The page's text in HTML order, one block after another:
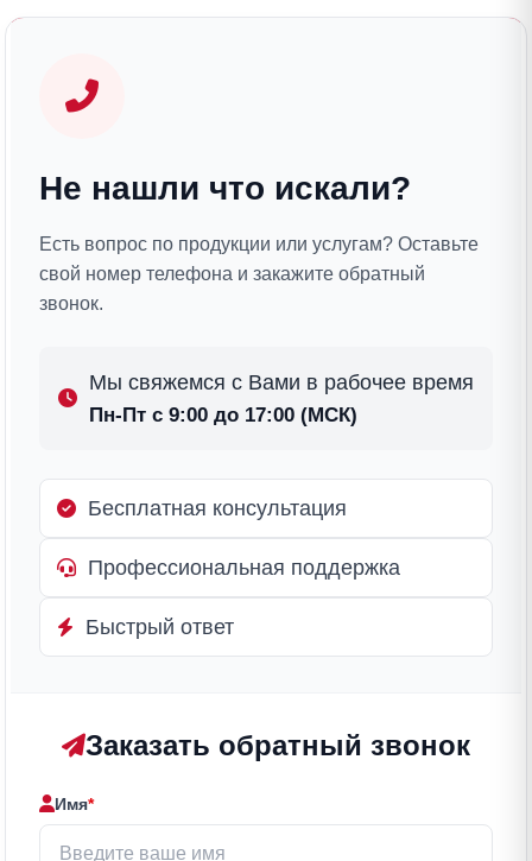
Не нашли что искали?
Есть вопрос по продукции или услугам? Оставьте
свой номер телефона и закажите обратный
звонок.
Мы свяжемся с Вами в рабочее время
Пн-Пт с 9:00 до 17:00 (МСК)
Бесплатная консультация
Профессиональная поддержка
Быстрый ответ
Заказать обратный звонок
Имя*